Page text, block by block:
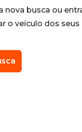
nova busca ou
o veículo dos seus